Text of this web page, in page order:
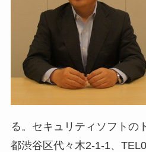
る。セキュリティソフトの
都渋谷区代々木2-1-1、